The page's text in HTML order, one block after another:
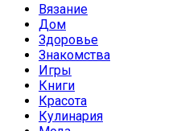
Вязание
Дом
Здоровье
Знакомства
Игры
Книги
Красота
Кулинария